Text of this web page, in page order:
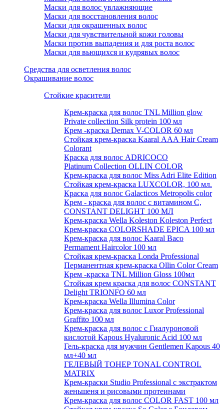
Маски для волос увлажняющие
Маски для восстановления волос
Маски для окрашенных волос
Маски для чувствительной кожи головы
Маски против выпадения и для роста волос
Маски для вьющихся и кудрявых волос
Средства для осветления волос
Окрашивание волос
Стойкие красители
Крем-краска для волос TNL Million glow
Private collection Silk protein 100 мл
Крем -краска Demax V-COLOR 60 мл
Стойкая крем-краска Kaaral ААА Hair Cream
Colorant
Краска для волос ADRICOCO
Platinum Collection OLLIN COLOR
Крем-краска для волос Miss Adri Elite Edition
Стойкая крем-краска LUXCOLOR, 100 мл.
Краска для волос Galacticos Metropolis color
Крем - краска для волос с витамином С,
CONSTANT DELIGHT 100 МЛ
Крем-краска Wella Koleston Koleston Perfect
Крем-краска COLORSHADE EPICA 100 мл
Крем-краска для волос Kaaral Baco
Permament Haircolor 100 мл
Стойкая крем-краска Londa Professional
Перманентная крем-краска Ollin Color Cream
Крем -краска TNL Million Gloss 100мл
Стойкая крем краска для волос CONSTANT
Delight TRIONFO 60 мл
Крем-краска Wella Illumina Color
Крем-краска для волос Luxor Professional
Graffito 100 мл
Крем-краска для волос с Гиалуроновой
кислотой Kapous Hyaluronic Acid 100 мл
Гель-краска для мужчин Gentlemen Kapous 40
мл+40 мл
ГЕЛЕВЫЙ ТОНЕР TONAL CONTROL
MATRIX
Крем-краски Studio Professional с экстрактом
женьшеня и рисовыми протеинами
Крем-краска для волос COLOR FAST 100 мл